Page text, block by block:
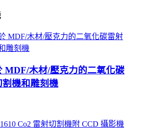
MDF/木材/壓克力的二氧化碳
割機和雕刻機